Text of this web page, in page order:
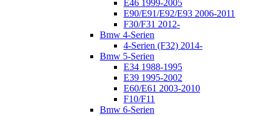
E46 1999-2005
E90/E91/E92/E93 2006-2011
F30/F31 2012-
Bmw 4-Serien
4-Serien (F32) 2014-
Bmw 5-Serien
E34 1988-1995
E39 1995-2002
E60/E61 2003-2010
F10/F11
Bmw 6-Serien